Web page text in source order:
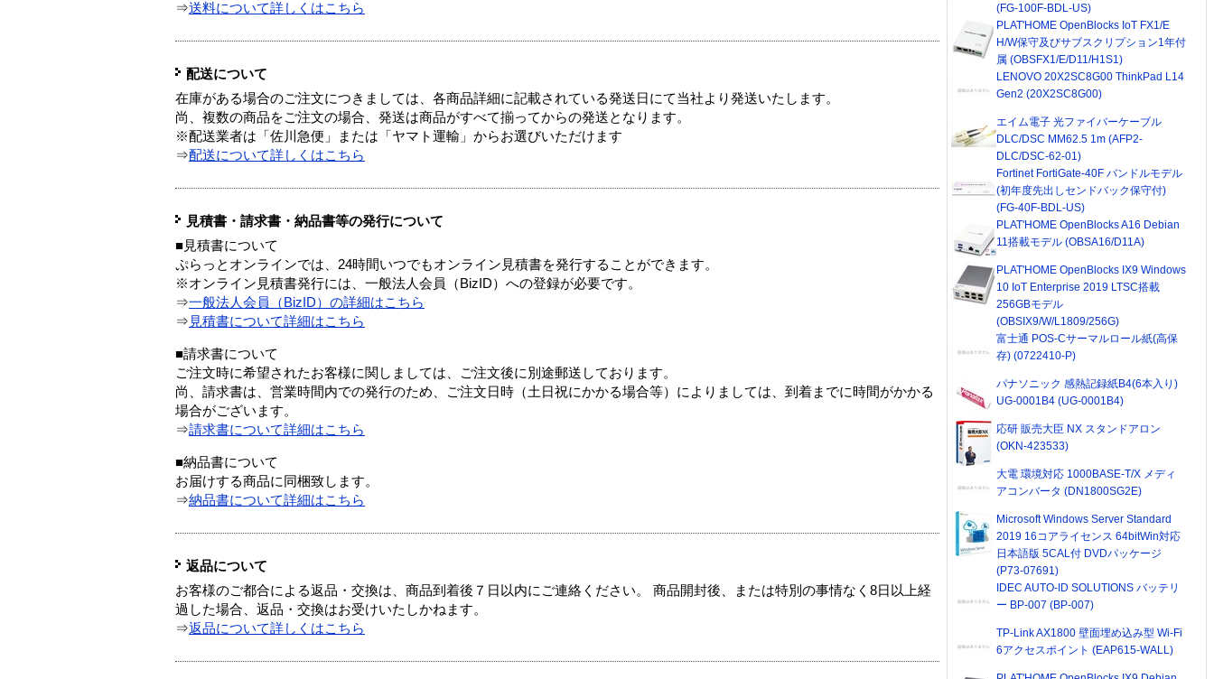
⇒送料について詳しくはこちら
配送について
在庫がある場合のご注文につきましては、各商品詳細に記載されている発送日にて当社より発送いたします。
尚、複数の商品をご注文の場合、発送は商品がすべて揃ってからの発送となります。
※配送業者は「佐川急便」または「ヤマト運輸」からお選びいただけます
⇒配送について詳しくはこちら
見積書・請求書・納品書等の発行について
■見積書について
ぷらっとオンラインでは、24時間いつでもオンライン見積書を発行することができます。
※オンライン見積書発行には、一般法人会員（BizID）への登録が必要です。
⇒一般法人会員（BizID）の詳細はこちら
⇒ 見積書について詳細はこちら
■請求書について
ご注文時に希望されたお客様に関しましては、ご注文後に別途郵送しております。
尚、請求書は、営業時間内での発行のため、ご注文日時（土日祝にかかる場合等）によりましては、到着までに時間がかかる
場合がございます。
⇒請求書について詳細はこちら
■納品書について
お届けする商品に同梱致します。
⇒納品書について詳細はこちら
返品について
お客様のご都合による返品・交換は、商品到着後７日以内にご連絡ください。 商品開封後、または特別の事情なく8日以上経
過した場合、返品・交換はお受けいたしかねます。
⇒返品について詳しくはこちら
(FG-100F-BDL-US)
PLAT'HOME OpenBlocks IoT FX1/E
H/W保守及びサブスクリプション1年付
属 (OBSFX1/E/D11/H1S1)
LENOVO 20X2SC8G00 ThinkPad L14
Gen2 (20X2SC8G00)
エイム電子 光ファイバーケーブル
DLC/DSC MM62.5 1m (AFP2-
DLC/DSC-62-01)
Fortinet FortiGate-40F バンドルモデル
(初年度先出しセンドバック保守付)
(FG-40F-BDL-US)
PLAT'HOME OpenBlocks A16 Debian
11搭載モデル (OBSA16/D11A)
PLAT'HOME OpenBlocks IX9 Windows
10 IoT Enterprise 2019 LTSC搭載
256GBモデル
(OBSIX9/W/L1809/256G)
富士通 POS-Cサーマルロール紙(高保
存) (0722410-P)
パナソニック 感熱記録紙B4(6本入り)
UG-0001B4 (UG-0001B4)
応研 販売大臣 NX スタンドアロン
(OKN-423533)
大電 環境対応 1000BASE-T/X メディ
アコンバータ (DN1800SG2E)
Microsoft Windows Server Standard
2019 16コアライセンス 64bitWin対応
日本語版 5CAL付 DVDパッケージ
(P73-07691)
IDEC AUTO-ID SOLUTIONS バッテリ
ー BP-007 (BP-007)
TP-Link AX1800 壁面埋め込み型 Wi-Fi
6アクセスポイント (EAP615-WALL)